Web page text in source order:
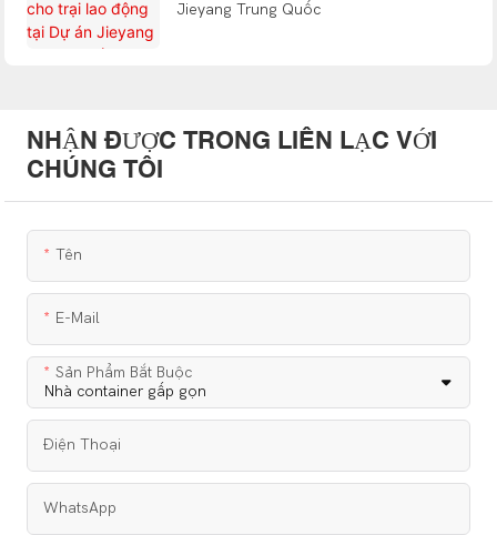
Jieyang Trung Quốc
NHẬN ĐƯỢC TRONG LIÊN LẠC VỚI
CHÚNG TÔI
Tên
E-Mail
Sản Phẩm Bắt Buộc
Điện Thoại
WhatsApp